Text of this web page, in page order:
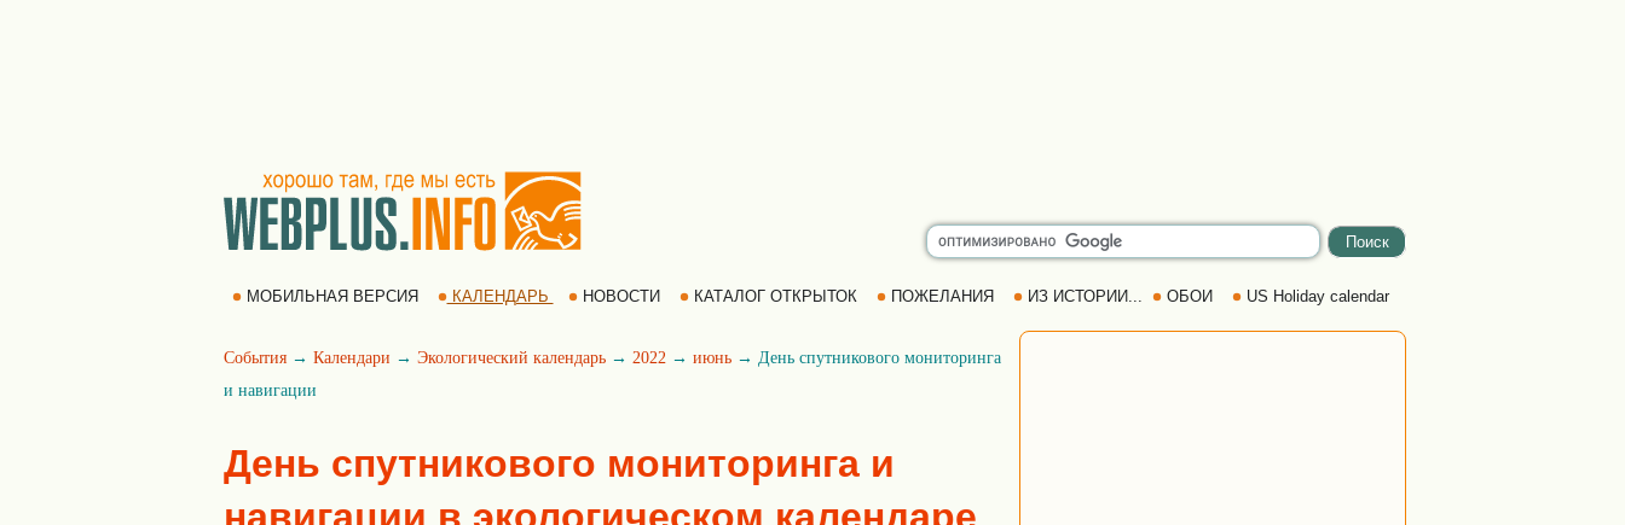
МОБИЛЬНАЯ ВЕРСИЯ КАЛЕНДАРЬ НОВОСТИ КАТАЛОГ ОТКРЫТОК ПОЖЕЛАНИЯ ИЗ ИСТОРИИ... ОБОИ US Holiday calendar
События → Календари → Экологический календарь → 2022 → июнь → День спутникового мониторинга
и навигации
День спутникового мониторинга и